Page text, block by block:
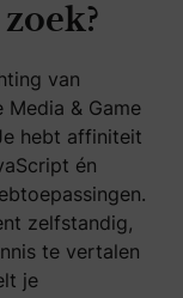
van
& Game
hebt affiniteit
én
zelfstandig,
te vertalen
je